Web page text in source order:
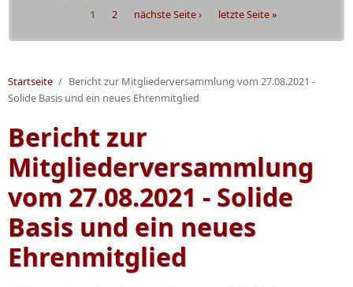
1 2 nächste Seite › letzte Seite »
Startseite / Bericht zur Mitgliederversammlung vom 27.08.2021 -
Solide Basis und ein neues Ehrenmitglied
Bericht zur
Mitgliederversammlung
vom 27.08.2021 - Solide
Basis und ein neues
Ehrenmitglied